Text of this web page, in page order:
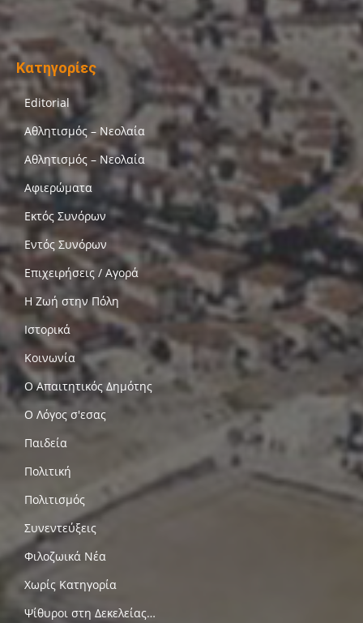
Κατηγορίες
Editorial
Αθλητισμός – Νεολαία
Αθλητισμός – Νεολαία
Αφιερώματα
Εκτός Συνόρων
Εντός Συνόρων
Επιχειρήσεις / Αγορά
Η Ζωή στην Πόλη
Ιστορικά
Κοινωνία
Ο Απαιτητικός Δημότης
Ο Λόγος σ'εσας
Παιδεία
Πολιτική
Πολιτισμός
Συνεντεύξεις
Φιλοζωικά Νέα
Χωρίς Κατηγορία
Ψίθυροι στη Δεκελείας…